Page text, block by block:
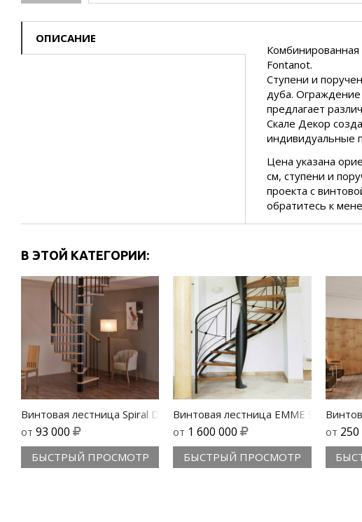
ОПИСАНИЕ
Комбинированная
Fontanot.
Ступени и
дуба.
предлагает
Скале Декор
индивидуальные
Цена указана
см, ступени и
проекта с
обратитесь к
В ЭТОЙ КАТЕГОРИИ:
Винтовая лестница Spiral Decor
от 93 000
БЫСТРЫЙ ПРОСМОТР
Винтовая лестница EMME 95
от 1 600 000
БЫСТРЫЙ ПРОСМОТР
от 250